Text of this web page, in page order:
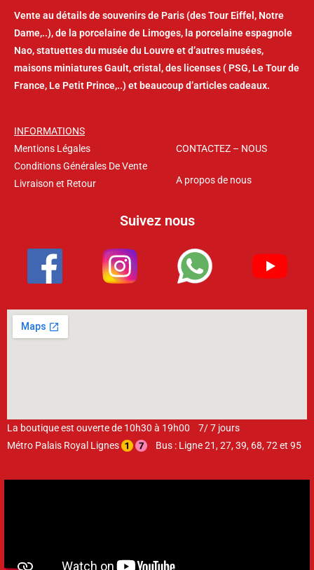
Vente au détails de souvenirs de Paris (des Tour Eiffel, Notre
Dame,..), de la porcelaine de Limoges, la porcelaine espagnole
Nao, statuettes du musée du Louvre et d’autres musées,
maisons miniatures Gault, cristal, des licenses ( PSG, Le Tour de
France, Le Petit Prince,..) et beaucoup d’articles cadeaux.
INFORMATIONS
Mentions Légales
Conditions Générales De Vente
Livraison et Retour
CONTACTEZ – NOUS
A propos de nous
Suivez nous
La boutique est ouverte de 10h30 à 19h00 7/ 7 jours
Métro Palais Royal Lignes
Bus : Ligne 21, 27, 39, 68, 72 et 95